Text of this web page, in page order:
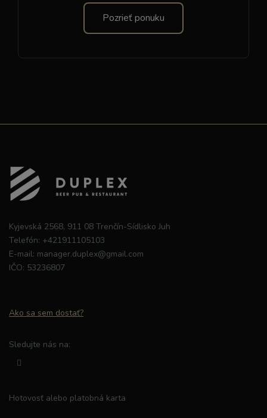
Pozrieť ponuku
Kyjevská 2568, 911 08 Trenčín-Sídlisko Juh
Telefón: +421911105103
E-mail: manager.duplex@gmail.com
IČO: 53236807
Ako sa sem dostať?
Sledujte nás na:
Hotovosť alebo platobná karta